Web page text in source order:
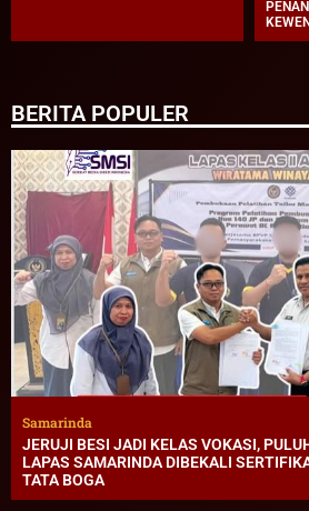
BERITA POPULER
Samarinda
JERUJI BESI JADI KELAS VOKASI,
LAPAS SAMARINDA DIBEKALI
TATA BOGA